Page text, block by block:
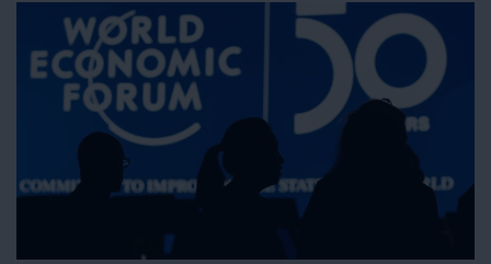
A colocação de um dispositivo nuclear nos países
bálticos, acompanhada por uma sucessão de jogos de
guerra sem interrupção na mesma região, é um novo
passo na criação de um clima de tensão cada vez mais
próximo do conflito aberto. Tensão acompanhada por
despesas militares em progressão constante, em
prejuízo dos investimentos sociais nos países aliados. E
aumentando exponencialmente o tráfego aéreo militar,
enquanto a actividade da aviação civil é restringida por